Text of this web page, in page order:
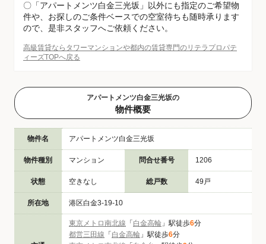
〇「アパートメンツ白金三光坂」以外にも指定のご希望物
件や、お探しのご条件ベースでの空室待ちも随時承ります
ので、是非スタッフへご依頼ください。
高級賃貸ならタワーマンションや都内の賃貸専門のリテラプロパテ
ィーズTOPへ戻る
アパートメンツ白金三光坂の
物件概要
物件名 アパートメンツ白金三光坂
物件種別 マンション 問合せ番号 1206
状態 空きなし 総戸数 49戸
所在地 港区白金3-19-10
東京メトロ南北線 「 白金高輪 」駅徒歩6分
都営三田線 「 白金高輪 」駅徒歩6分